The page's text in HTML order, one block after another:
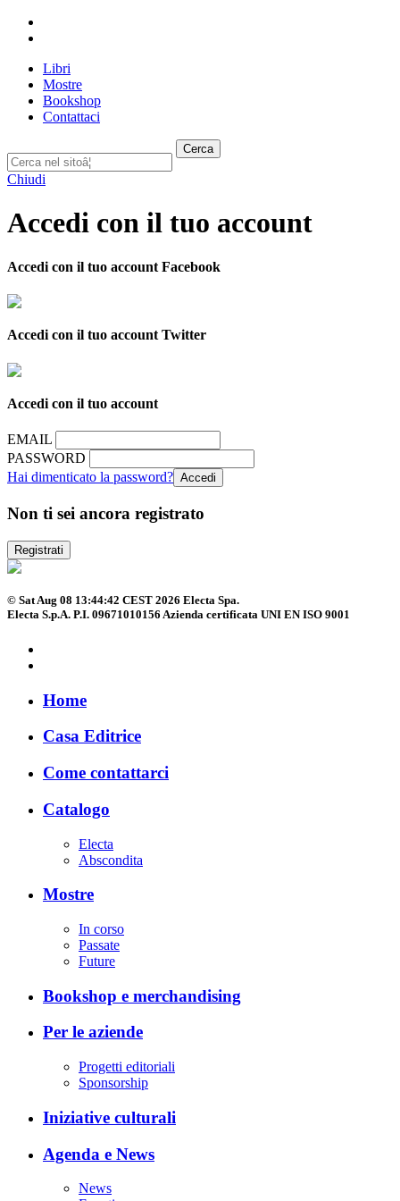
Libri
Mostre
Bookshop
Contattaci
Cerca
Chiudi
Accedi con il tuo account
Accedi con il tuo account Facebook
Accedi con il tuo account Twitter
Accedi con il tuo account
EMAIL
PASSWORD
Hai dimenticato la password?
Non ti sei ancora registrato
Registrati
© Sat Aug 08 13:44:42 CEST 2026 Electa Spa.
Electa S.p.A. P.I. 09671010156 Azienda certificata UNI EN ISO 9001
Home
Casa Editrice
Come contattarci
Catalogo
Electa
Abscondita
Mostre
In corso
Passate
Future
Bookshop e merchandising
Per le aziende
Progetti editoriali
Sponsorship
Iniziative culturali
Agenda e News
News